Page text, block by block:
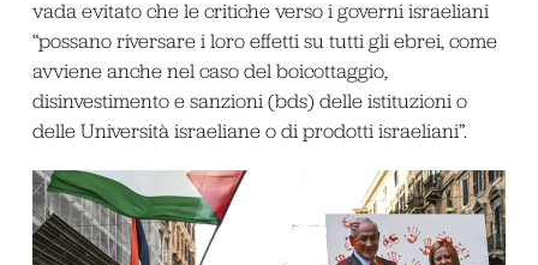
vada evitato che le critiche verso i governi israeliani
“possano riversare i loro effetti su tutti gli ebrei, come
avviene anche nel caso del boicottaggio,
disinvestimento e sanzioni (bds) delle istituzioni o
delle Università israeliane o di prodotti israeliani”.